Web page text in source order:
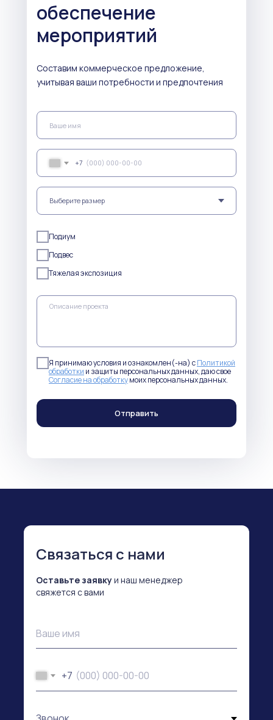
обеспечение
мероприятий
+7
Подиум
Подвес
Тяжелая экспозиция
Я принимаю условия и ознакомлен(-на) сПолитикой
обработки и защиты персональных данных, даю свое
Согласие на обработкумоих персональных данных.
Отправить
Составим коммерческое предложение,
учитывая ваши потребности и предпочтения
Связаться с нами
Оставьте заявкуи наш менеджер
свяжется с вами
+7